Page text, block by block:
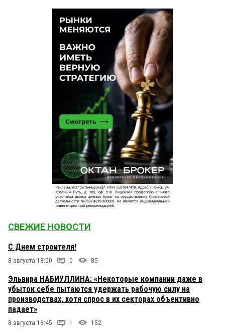
СВЕЖИЕ НОВОСТИ
С Днем строителя!
8 августа 18:00 0 85
Эльвира НАБИУЛЛИНА: «Некоторые компании даже в
убыток себе пытаются удержать рабочую силу на
производствах, хотя спрос в их секторах объективно
падает»
8 августа 16:45 1 152